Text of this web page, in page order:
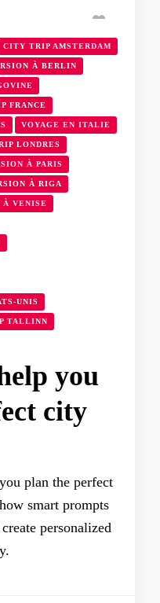
CITY TRIP AMSTERDAM
À BERLIN
FRANCE
VOYAGE EN ITALIE
LONDRES
À PARIS
À RIGA
À VENISE
UNIS
TALLINN
you
city
plan the perfect
smart prompts
personalized